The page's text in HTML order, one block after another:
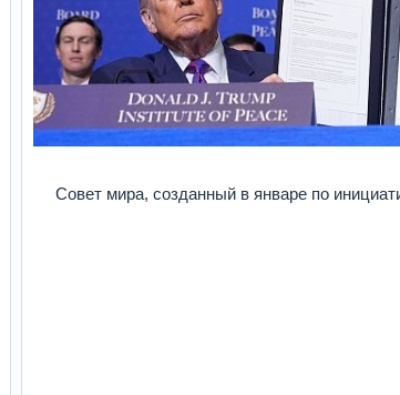
Совет мира, созданный в январе по